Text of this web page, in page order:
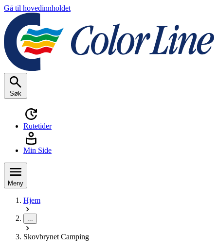
Gå til hovedinnholdet
Søk
Rutetider
Min Side
Meny
Hjem
Skovbrynet Camping